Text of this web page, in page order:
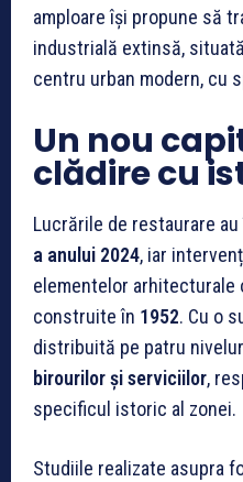
amploare își propune să
industrială extinsă,
centru urban modern, cu
Un nou
clădire cu
Lucrările de restaurare
a anului 2024, iar
elementelor arhitecturale
construite în 1952. Cu o
distribuită pe patru
birourilor și serviciilor,
specificul istoric al zonei.
Studiile realizate asupra